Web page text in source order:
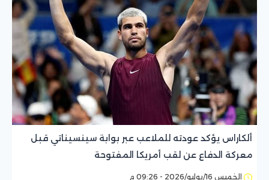
ألكاراس يؤكد عودته للملاعب عبر بوابة سينسيناتي قبل
معركة الدفاع عن لقب أمريكا المفتوحة
الخميس 16/يوليو/2026 - 09:26 م